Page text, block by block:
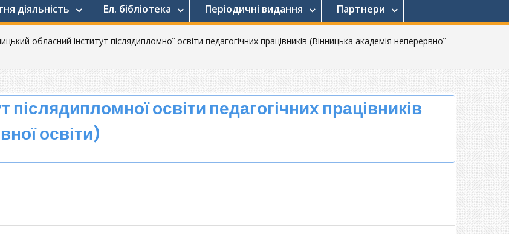
діяльність Ел. бібліотека Періодичні видання Партнери
обласний інститут післядипломної освіти педагогічних працівників (Вінницька академія неперервної
післядипломної освіти педагогічних працівників
освіти)